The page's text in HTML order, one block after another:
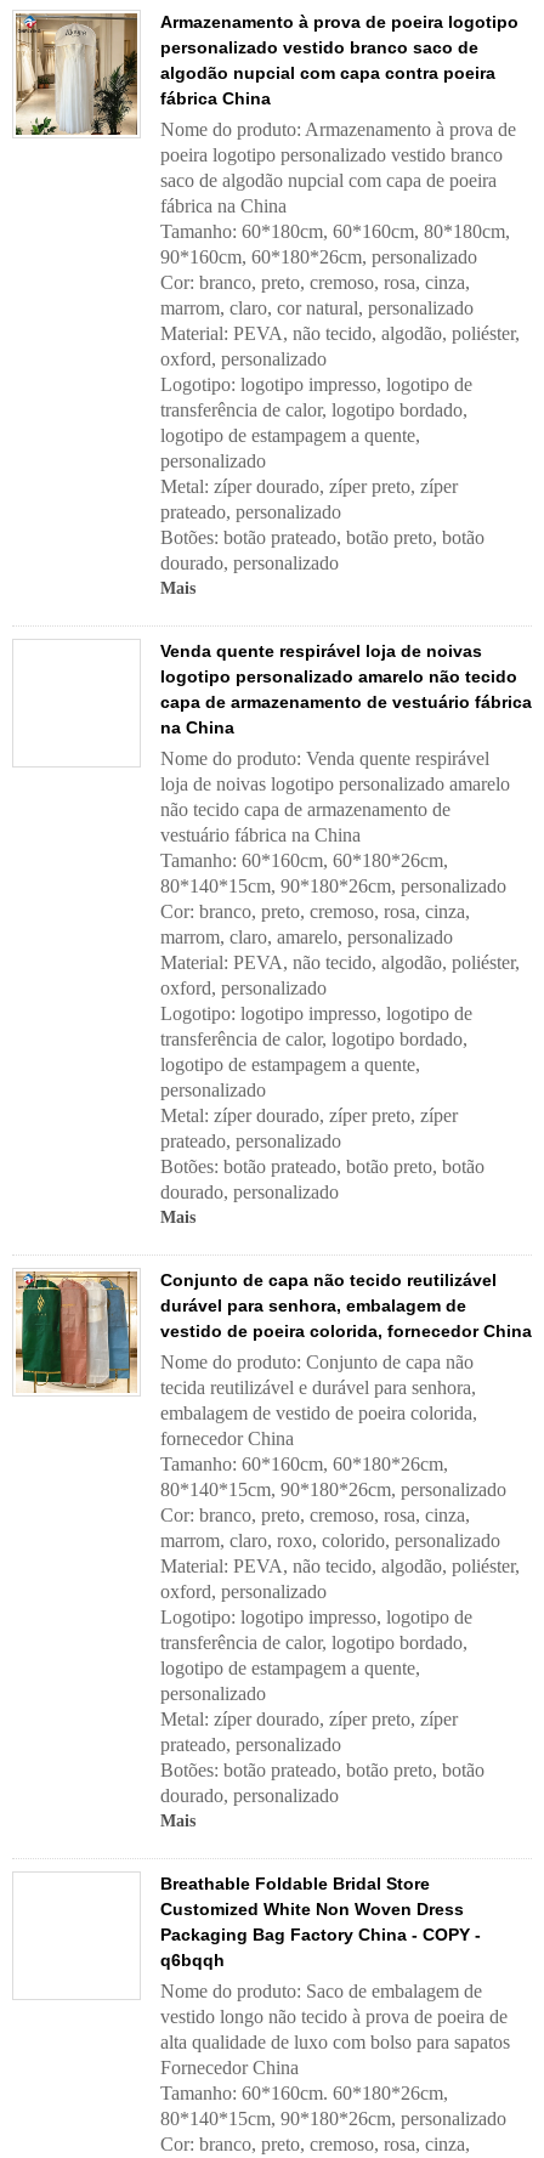
Armazenamento à prova de poeira logotipo
personalizado vestido branco saco de
algodão nupcial com capa contra poeira
fábrica China
Nome do produto: Armazenamento à prova de
poeira logotipo personalizado vestido branco
saco de algodão nupcial com capa de poeira
fábrica na China
Tamanho: 60*180cm, 60*160cm, 80*180cm,
90*160cm, 60*180*26cm, personalizado
Cor: branco, preto, cremoso, rosa, cinza,
marrom, claro, cor natural, personalizado
Material: PEVA, não tecido, algodão, poliéster,
oxford, personalizado
Logotipo: logotipo impresso, logotipo de
transferência de calor, logotipo bordado,
logotipo de estampagem a quente,
personalizado
Metal: zíper dourado, zíper preto, zíper
prateado, personalizado
Botões: botão prateado, botão preto, botão
dourado, personalizado
Mais
Venda quente respirável loja de noivas
logotipo personalizado amarelo não tecido
capa de armazenamento de vestuário fábrica
na China
Nome do produto: Venda quente respirável
loja de noivas logotipo personalizado amarelo
não tecido capa de armazenamento de
vestuário fábrica na China
Tamanho: 60*160cm, 60*180*26cm,
80*140*15cm, 90*180*26cm, personalizado
Cor: branco, preto, cremoso, rosa, cinza,
marrom, claro, amarelo, personalizado
Material: PEVA, não tecido, algodão, poliéster,
oxford, personalizado
Logotipo: logotipo impresso, logotipo de
transferência de calor, logotipo bordado,
logotipo de estampagem a quente,
personalizado
Metal: zíper dourado, zíper preto, zíper
prateado, personalizado
Botões: botão prateado, botão preto, botão
dourado, personalizado
Mais
Conjunto de capa não tecido reutilizável
durável para senhora, embalagem de
vestido de poeira colorida, fornecedor China
Nome do produto: Conjunto de capa não
tecida reutilizável e durável para senhora,
embalagem de vestido de poeira colorida,
fornecedor China
Tamanho: 60*160cm, 60*180*26cm,
80*140*15cm, 90*180*26cm, personalizado
Cor: branco, preto, cremoso, rosa, cinza,
marrom, claro, roxo, colorido, personalizado
Material: PEVA, não tecido, algodão, poliéster,
oxford, personalizado
Logotipo: logotipo impresso, logotipo de
transferência de calor, logotipo bordado,
logotipo de estampagem a quente,
personalizado
Metal: zíper dourado, zíper preto, zíper
prateado, personalizado
Botões: botão prateado, botão preto, botão
dourado, personalizado
Mais
Breathable Foldable Bridal Store
Customized White Non Woven Dress
Packaging Bag Factory China - COPY -
q6bqqh
Nome do produto: Saco de embalagem de
vestido longo não tecido à prova de poeira de
alta qualidade de luxo com bolso para sapatos
Fornecedor China
Tamanho: 60*160cm. 60*180*26cm,
80*140*15cm, 90*180*26cm, personalizado
Cor: branco, preto, cremoso, rosa, cinza,